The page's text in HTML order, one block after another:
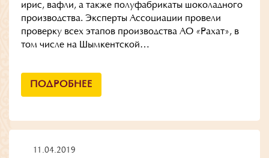
ирис, вафли, а также полуфабрикаты шоколадного
производства. Эксперты Ассоциации провели
проверку всех этапов производства АО «Рахат», в
том числе на Шымкентской…
ПОДРОБНЕЕ
11.04.2019